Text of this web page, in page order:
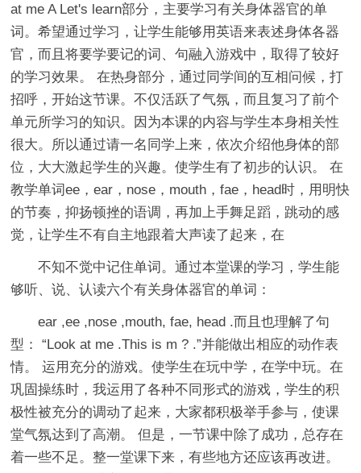
at me A Let's learn部分，主要学习有关身体器官的单
词。希望通过学习，让学生能够用英语来表述身体各器
官，而且将要学要记的词、句融入游戏中，取得了较好
的学习效果。 在热身部分，通过同学间的互相问候，打
招呼，开始这节课。不仅活跃了气氛，而且复习了前个
单元所学习的知识。因为本课的内容与学生本身相关性
很大。所以通过请一名同学上来，依次介绍他身体的部
位，大大激起学生的兴趣。使学生有了初步的认识。 在
教学单词ee，ear，nose，mouth，fae，head时，用明快
的节奏，抑扬顿挫的语调，再加上手舞足蹈，跳动的感
觉，让学生不有自主地跟着大声读了起来，在
不知不觉中记住单词。通过本堂课的学习，学生能
够听、说、认读六个有关身体器官的单词：
ear ,ee ,nose ,mouth, fae, head .而且也理解了句
型： “Look at me .This is m ? .”并能做出相应的动作表
情。 运用充分的游戏。使学生在玩中学，在学中玩。在
巩固操练时，我运用了各种不同形式的游戏，学生的积
极性被充分的调动了起来，大家都积极举手参与，使课
堂气氛达到了高潮。 但是，一节课中除了成功，总存在
着一些不足。整一堂课下来，有些地方还应该再改进。